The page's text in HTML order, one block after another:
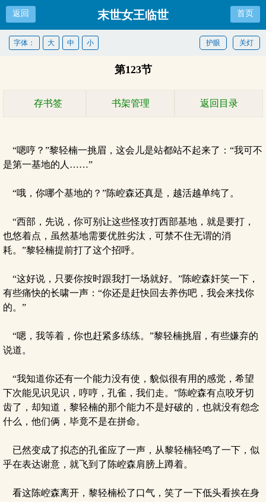
返回 末世女王临世 首页
关灯
护眼
字体： 大 中 小
第123节
存书签 书架管理 返回目录
“嗯哼？”黎轻楠一挑眉，这会儿是站都站不起来了：“我可不
是第一基地的人……”
“哦，你哪个基地的？”陈崆森还真是，越活越单纯了。
“西部，先说，你可别让这些怪攻打西部基地，就是要打，
也悠着点，虽然基地需要优胜劣汰，可禁不住无谓的消
耗。”黎轻楠提前打了这个招呼。
“这好说，只要你按时跟我打一场就好。”陈崆森奸笑一下，
有些痛快的长啸一声：“你还是赶快回去养伤吧，我会来找你
的。”
“嗯，我等着，你也赶紧多练练。”黎轻楠挑眉，有些嫌弃的
说道。
“我知道你还有一个能力没有使，貌似很有用的感觉，希望
下次能见识见识，哼哼，孔雀，我们走。”陈崆森有点咬牙切
齿了，却知道，黎轻楠的那个能力不是好破的，也就没有怨念
什么，他们俩，毕竟不是在拼命。
已然变成了拟态的孔雀应了一声，从黎轻楠轻鸣了一下，似
乎在表达谢意，就飞到了陈崆森肩膀上蹲着。
看这陈崆森离开，黎轻楠松了口气，笑了一下低头看挨在身